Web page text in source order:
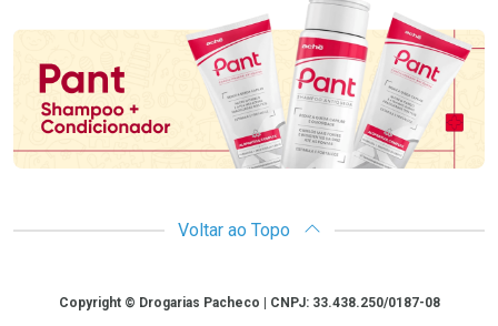
Promoção em Destaque
Voltar ao Topo
CopyrightCopyright © Drogarias Pacheco | CNPJ: 33.438.250/0187-08